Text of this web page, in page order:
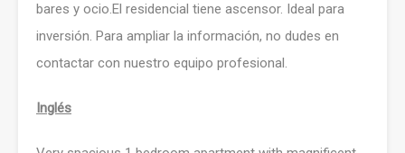
bares y ocio.El residencial tiene ascensor. Ideal para
inversión. Para ampliar la información, no dudes en
contactar con nuestro equipo profesional.
Inglés